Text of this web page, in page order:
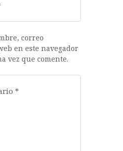
correo
en este navegador
vez que comente.